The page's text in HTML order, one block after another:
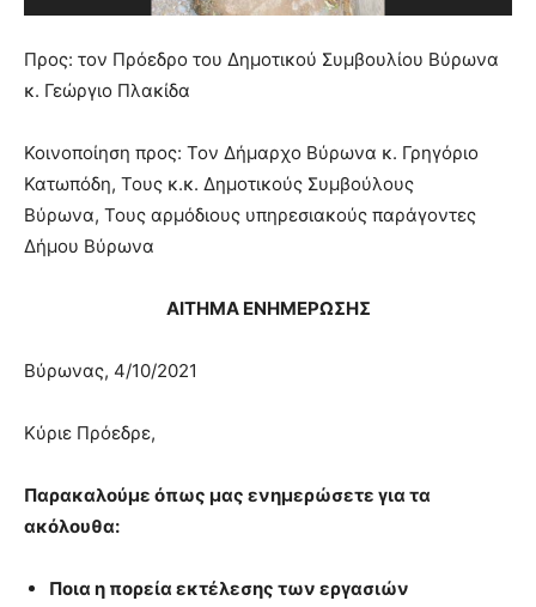
Προς: τον Πρόεδρο του Δημοτικού Συμβουλίου Βύρωνα
κ. Γεώργιο Πλακίδα
Κοινοποίηση προς: Τον Δήμαρχο Βύρωνα κ. Γρηγόριο
Κατωπόδη, Τους κ.κ. Δημοτικούς Συμβούλους
Βύρωνα, Τους αρμόδιους υπηρεσιακούς παράγοντες
Δήμου Βύρωνα
ΑΙΤΗΜΑ ΕΝΗΜΕΡΩΣΗΣ
Βύρωνας, 4/10/2021
Κύριε Πρόεδρε,
Παρακαλούμε όπως μας ενημερώσετε για τα
ακόλουθα:
Ποια η πορεία εκτέλεσης των εργασιών